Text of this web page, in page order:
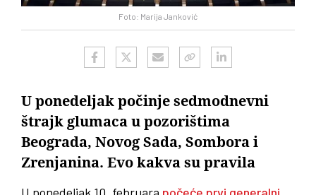
Foto: Marija Janković
U ponedeljak počinje sedmodnevni
štrajk glumaca u pozorištima
Beograda, Novog Sada, Sombora i
Zrenjanina. Evo kakva su pravila